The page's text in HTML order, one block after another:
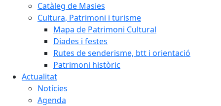
Catàleg de Masies
Cultura, Patrimoni i turisme
Mapa de Patrimoni Cultural
Diades i festes
Rutes de senderisme, btt i orientació
Patrimoni històric
Actualitat
Notícies
Agenda